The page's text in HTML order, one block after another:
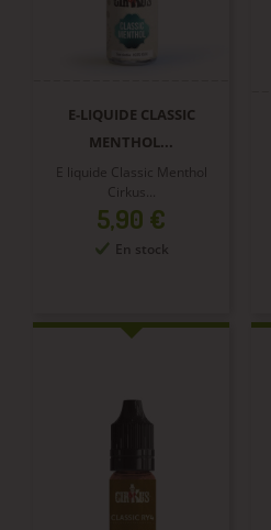
E-LIQUIDE CLASSIC
MENTHOL...
E liquide Classic Menthol
Cirkus...
Prix
5,90 €
En stock